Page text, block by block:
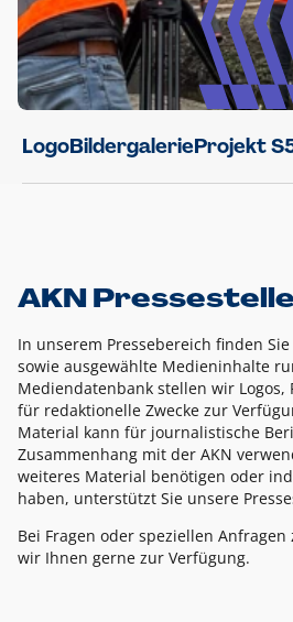
LogoBildergalerieProjekt
AKN Pressestelle
In unserem Pressebereich finden
sowie ausgewählte Medieninhalte
Mediendatenbank stellen wir Logos,
für redaktionelle Zwecke zur
Material kann für journalistische
Zusammenhang mit der AKN
weiteres Material benötigen oder
haben, unterstützt Sie unsere
Bei Fragen oder speziellen
wir Ihnen gerne zur Verfügung.